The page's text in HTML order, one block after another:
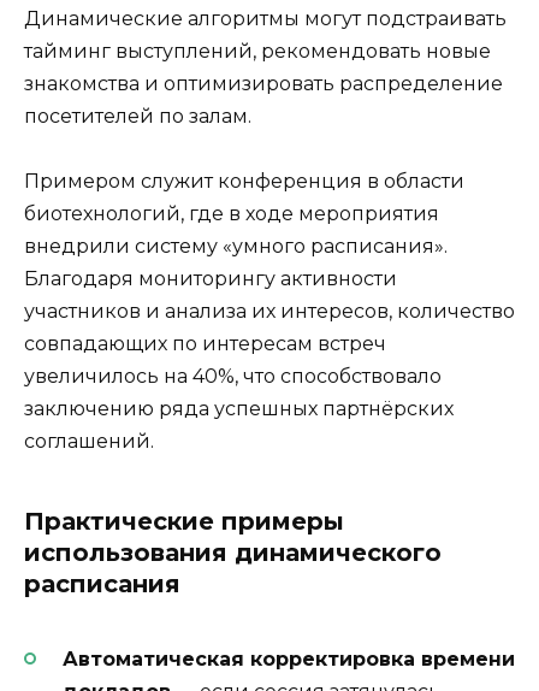
Динамические алгоритмы могут подстраивать
тайминг выступлений, рекомендовать новые
знакомства и оптимизировать распределение
посетителей по залам.
Примером служит конференция в области
биотехнологий, где в ходе мероприятия
внедрили систему «умного расписания».
Благодаря мониторингу активности
участников и анализа их интересов, количество
совпадающих по интересам встреч
увеличилось на 40%, что способствовало
заключению ряда успешных партнёрских
соглашений.
Практические примеры
использования динамического
расписания
Автоматическая корректировка времени